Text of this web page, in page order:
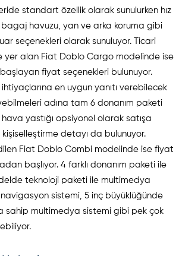
standart özellik olarak sunulurken hız
havuzu, yan ve arka koruma gibi
seçenekleri olarak sunuluyor. Ticari
yer alan Fiat Doblo Cargo modelinde ise
fiyat seçenekleri bulunuyor.
en uygun yanıtı verebilecek
adına tam 6 donanım paketi
hava yastığı opsiyonel olarak satışa
kişiselleştirme detayı da bulunuyor.
Fiat Doblo Combi modelinde ise fiyat
başlıyor. 4 farklı donanım paketi ile
teknoloji paketi ile multimedya
sistemi, 5 inç büyüklüğünde
sahip multimedya sistemi gibi pek çok